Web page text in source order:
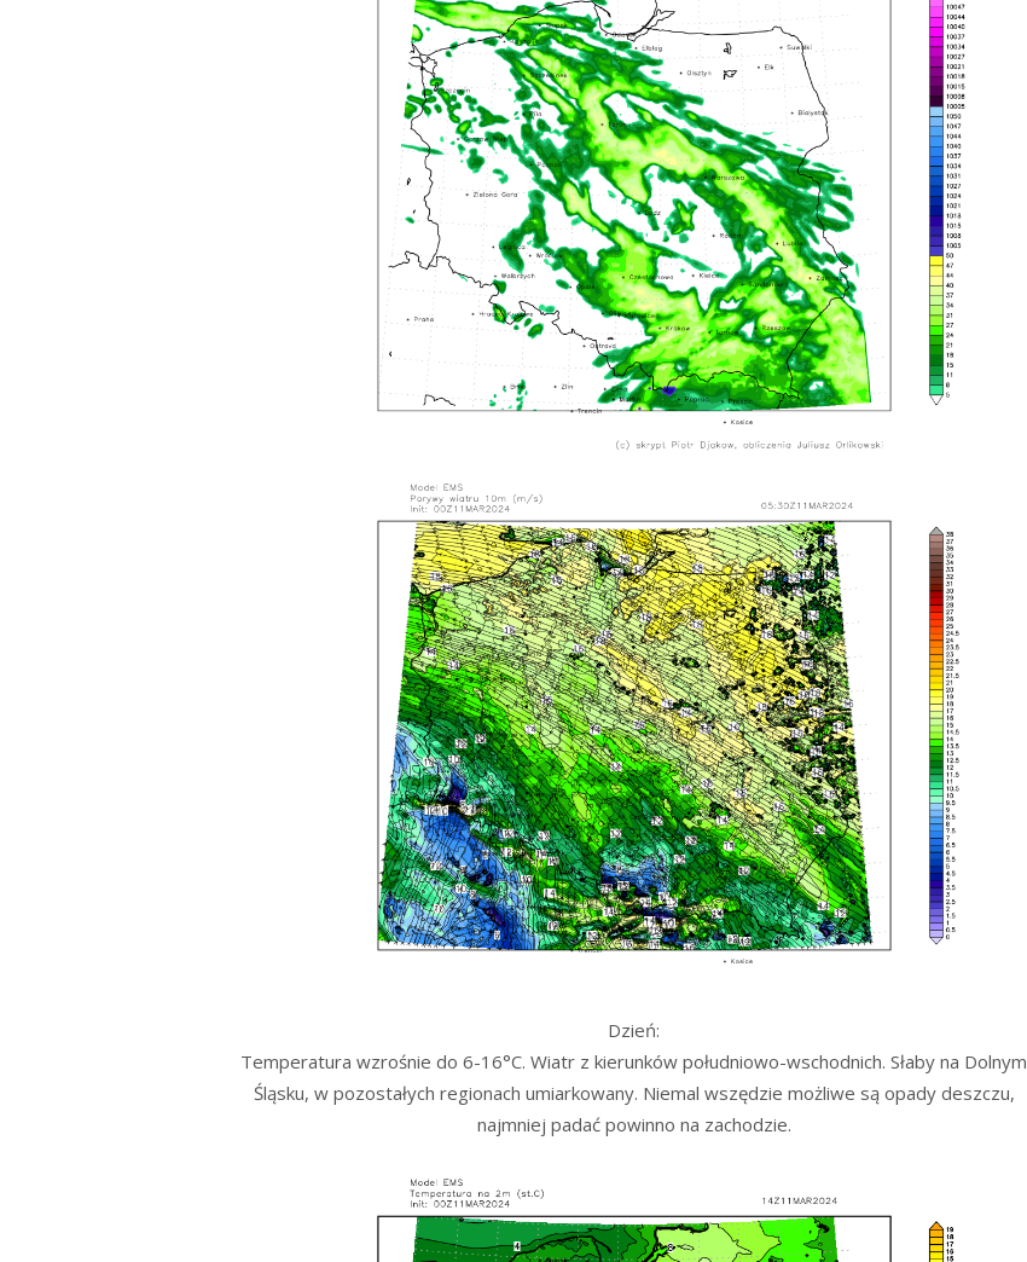
Dzień:
Temperatura wzrośnie do 6-16°C. Wiatr z kierunków południowo-wschodnich. Słaby na Dolnym
Śląsku, w pozostałych regionach umiarkowany. Niemal wszędzie możliwe są opady deszczu,
najmniej padać powinno na zachodzie.